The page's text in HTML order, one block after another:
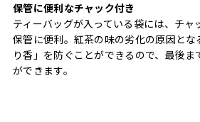
保管に便利なチャック付き
ティーバッグが入っている袋には、チャ
保管に便利。紅茶の味の劣化の原因と
り香」を防ぐことができるので、最後ま
ができます。